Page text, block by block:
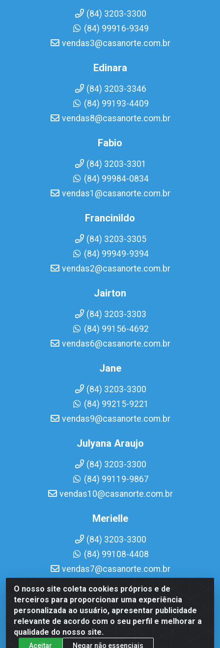
O nosso site coleta cookies próprios e de
terceiros para proporcionar uma experiência
personalizada ao usuário, apresentar publicidade
relevante de acordo com o seu perfil e melhorar a
qualidade do nosso site.
Aceitar Negar não essenciais
(84) 3203-3300
(84) 99916-9349
vendas3@casanorte.com.br
Edinara
(84) 3203-3346
(84) 99193-4409
vendas8@casanorte.com.br
Fabio
(84) 3203-3301
(84) 99984-0834
vendas1@casanorte.com.br
Francinildo
(84) 3203-3305
(84) 99949-9394
vendas2@casanorte.com.br
Jairton
(84) 3203-3303
(84) 99156-4692
vendas6@casanorte.com.br
Jane
(84) 3203-3300
(84) 99215-9221
vendas9@casanorte.com.br
Julyana Araujo
(84) 3203-3300
(84) 99119-9867
vendas10@casanorte.com.br
Merielle
(84) 3203-3300
(84) 99108-4408
vendas7@casanorte.com.br
Casa Norte LTDA - Av. Interventor Mário Câmara, 1815 -
Dix-Sept Rosado, Natal/RN - CEP 59054-600 - CNPJ
08.713.513/0001-51